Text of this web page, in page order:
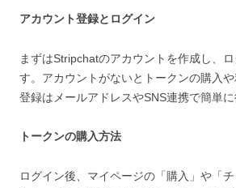
アカウント登録とログイン
まずはStripchatのアカウントを作成し、
す。アカウントがないとトークンの購入や
登録はメールアドレスやSNS連携で簡単に
トークンの購入方法
ログイン後、マイページの「購入」や「